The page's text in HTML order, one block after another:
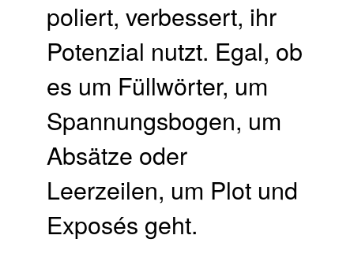
poliert, verbessert, ihr
Potenzial nutzt. Egal, ob
es um Füllwörter, um
Spannungsbogen, um
Absätze oder
Leerzeilen, um Plot und
Exposés geht.